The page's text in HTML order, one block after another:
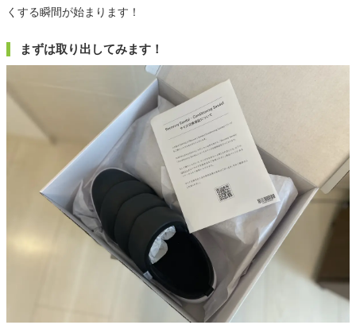
くする瞬間が始まります！
まずは取り出してみます！